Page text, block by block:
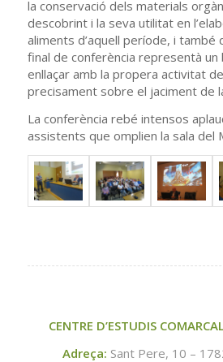
la conservació dels materials
descobrint i la seva utilitat en
aliments d’aquell període, i també
final de conferència representà
enllaçar amb la propera activitat
precisament sobre el jaciment de
La conferència rebé intensos
assistents que omplien la sala del
CENTRE D’ESTUDIS
Adreça: Sant Pere, 10 –